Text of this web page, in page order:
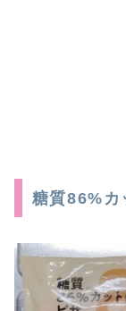
糖質86%カ